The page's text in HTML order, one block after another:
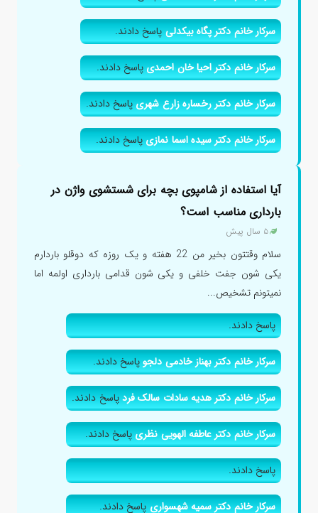
سرکار خانم دکتر پگاه بیکدلیپاسخ دادند.
سرکار خانم دکتر احیا خان احمدیپاسخ دادند.
سرکار خانم دکتر رخساره زارع شهریپاسخ دادند.
سرکار خانم دکتر سیده اسما نمازیپاسخ دادند.
آیا استفاده از شامپوی بچه برای شستشوی واژن در
بارداری مناسب است؟
۵ سال پیش
سلام وقتتون بخیر من 22 هفته و یک روزه که دوقلو باردارم
یکی شون جفت خلفی و یکی شون قدامی بارداری اولمه اما
نمیتونم تشخیص...
پاسخ دادند.
سرکار خانم دکتر بهناز خادمی دلجوپاسخ دادند.
سرکار خانم دکتر هدیه سادات سالک فردپاسخ دادند.
سرکار خانم دکتر عاطفه الهویی نظریپاسخ دادند.
پاسخ دادند.
سرکار خانم دکتر سمیه شهسواریپاسخ دادند.